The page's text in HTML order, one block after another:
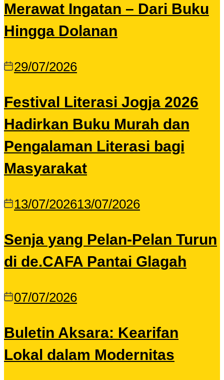
Merawat Ingatan – Dari Buku
Hingga Dolanan
29/07/2026
Festival Literasi Jogja 2026
Hadirkan Buku Murah dan
Pengalaman Literasi bagi
Masyarakat
13/07/202613/07/2026
Senja yang Pelan-Pelan Turun
di de.CAFA Pantai Glagah
07/07/2026
Buletin Aksara: Kearifan
Lokal dalam Modernitas